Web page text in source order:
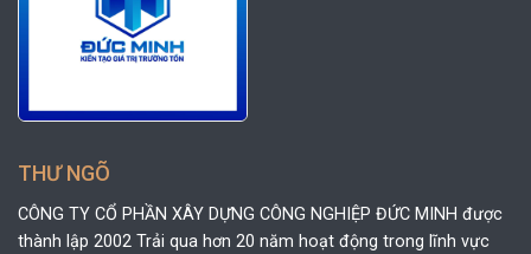
THƯ NGÕ
CÔNG TY CỔ PHẦN XÂY DỰNG CÔNG NGHIỆP ĐỨC MINH được
thành lập 2002 Trải qua hơn 20 năm hoạt động trong lĩnh vực